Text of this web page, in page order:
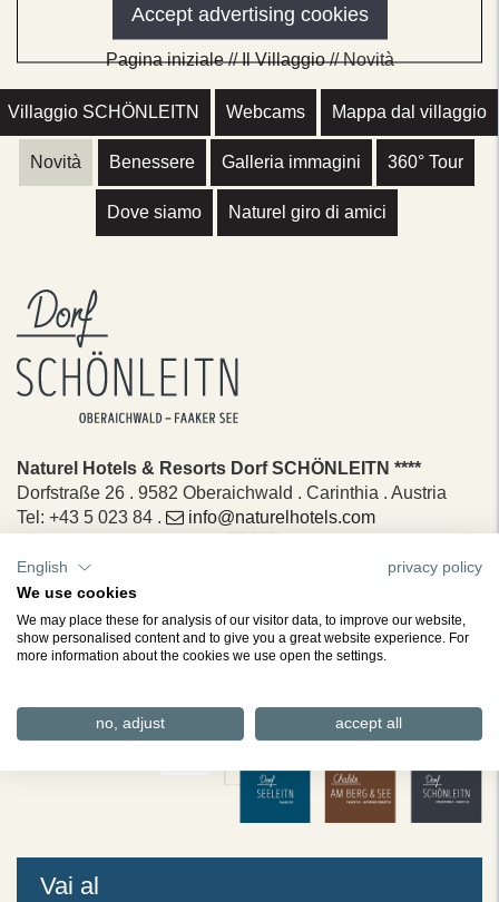
Accept advertising cookies
Pagina iniziale//Il Villaggio// Novità
Villaggio SCHÖNLEITN Webcams Mappa dal villaggio
Novità Benessere Galleria immagini 360° Tour
Dove siamo Naturel giro di amici
Naturel Hotels & Resorts Dorf SCHÖNLEITN ****
Dorfstraße 26 . 9582 Oberaichwald . Carinthia . Austria
Tel: +43 5 023 84 .
info@naturelhotels.com
Vai al
English
privacy policy
We use cookies
We may place these for analysis of our visitor data, to improve our website,
show personalised content and to give you a great website experience. For
more information about the cookies we use open the settings.
no, adjust accept all